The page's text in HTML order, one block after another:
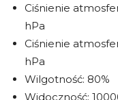
Ciśnienie
hPa
Ciśnienie
hPa
Wilgotność: 80%
Widoczność: